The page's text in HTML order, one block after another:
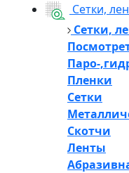
Сетки,
Сетки,
Паро-
Пленки
Сетки
Скотчи
Ленты